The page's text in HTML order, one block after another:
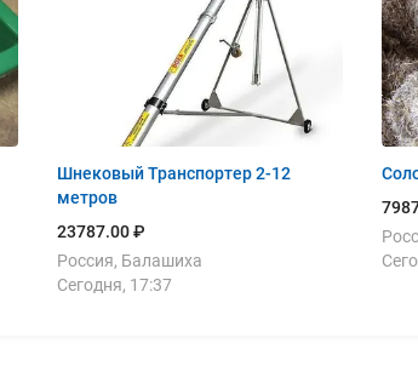
Шнековый Транспортер 2-12
метров
23787.00 ₽
Россия, Балашиха
Сегодня, 17:37